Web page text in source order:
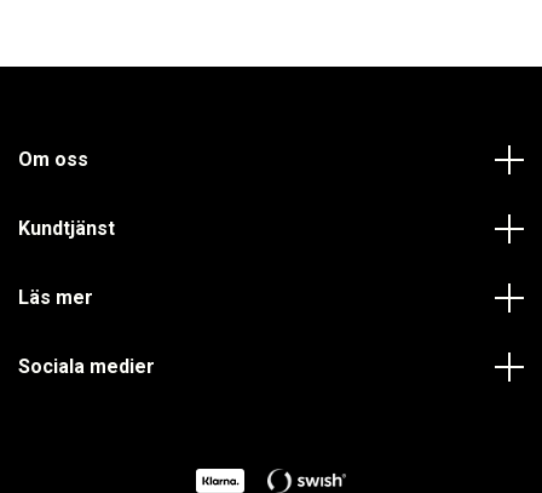
Om oss
Kundtjänst
Läs mer
Sociala medier